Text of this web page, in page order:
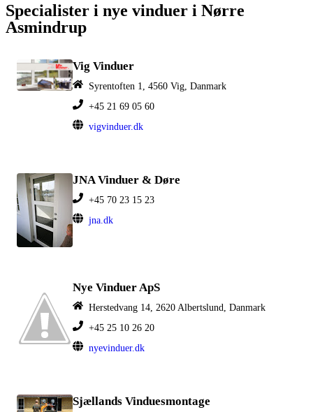
Specialister i nye vinduer i Nørre
Asmindrup
Vig Vinduer
Syrentoften 1, 4560 Vig, Danmark
+45 21 69 05 60
vigvinduer.dk
JNA Vinduer & Døre
+45 70 23 15 23
jna.dk
Nye Vinduer ApS
Herstedvang 14, 2620 Albertslund, Danmark
+45 25 10 26 20
nyevinduer.dk
Sjællands Vinduesmontage